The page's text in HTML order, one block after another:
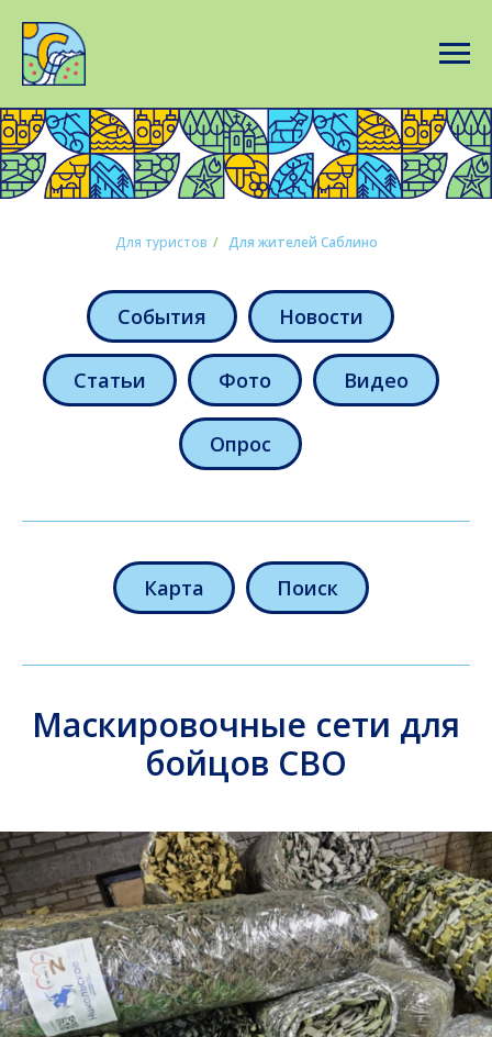
Для туристов / Для жителей Саблино
События Новости
Статьи Фото Видео
Опрос
Карта Поиск
Маскировочные сети для
бойцов СВО